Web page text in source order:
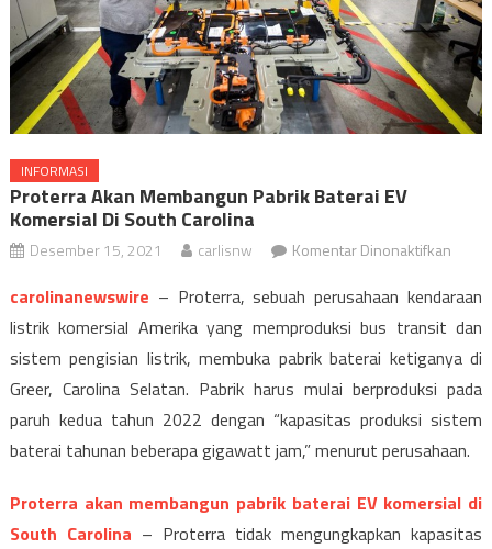
INFORMASI
Proterra Akan Membangun Pabrik Baterai EV
Komersial Di South Carolina
Desember 15, 2021 carlisnw Komentar Dinonaktifkanpada
akan
pabrik
EV
South
carolinanewswire – Proterra, sebuah perusahaan kendaraan
listrik komersial Amerika yang memproduksi bus transit dan
sistem pengisian listrik, membuka pabrik baterai ketiganya di
Greer, Carolina Selatan. Pabrik harus mulai berproduksi pada
paruh kedua tahun 2022 dengan “kapasitas produksi sistem
baterai tahunan beberapa gigawatt jam,” menurut perusahaan.
Proterra akan membangun pabrik baterai EV komersial di
South Carolina – Proterra tidak mengungkapkan kapasitas